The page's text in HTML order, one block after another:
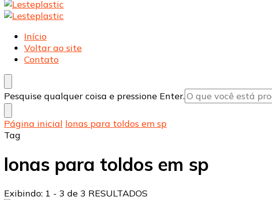
Lesteplastic
Blog – Lesteplastic
Lesteplastic
Blog – Lesteplastic
Início
Voltar ao site
Contato
Procurando
algo?
Pesquise qualquer coisa e pressione Enter.
Página inicial lonas para toldos em sp
Tag
lonas para toldos em sp
Exibindo: 1 - 3 de 3 RESULTADOS